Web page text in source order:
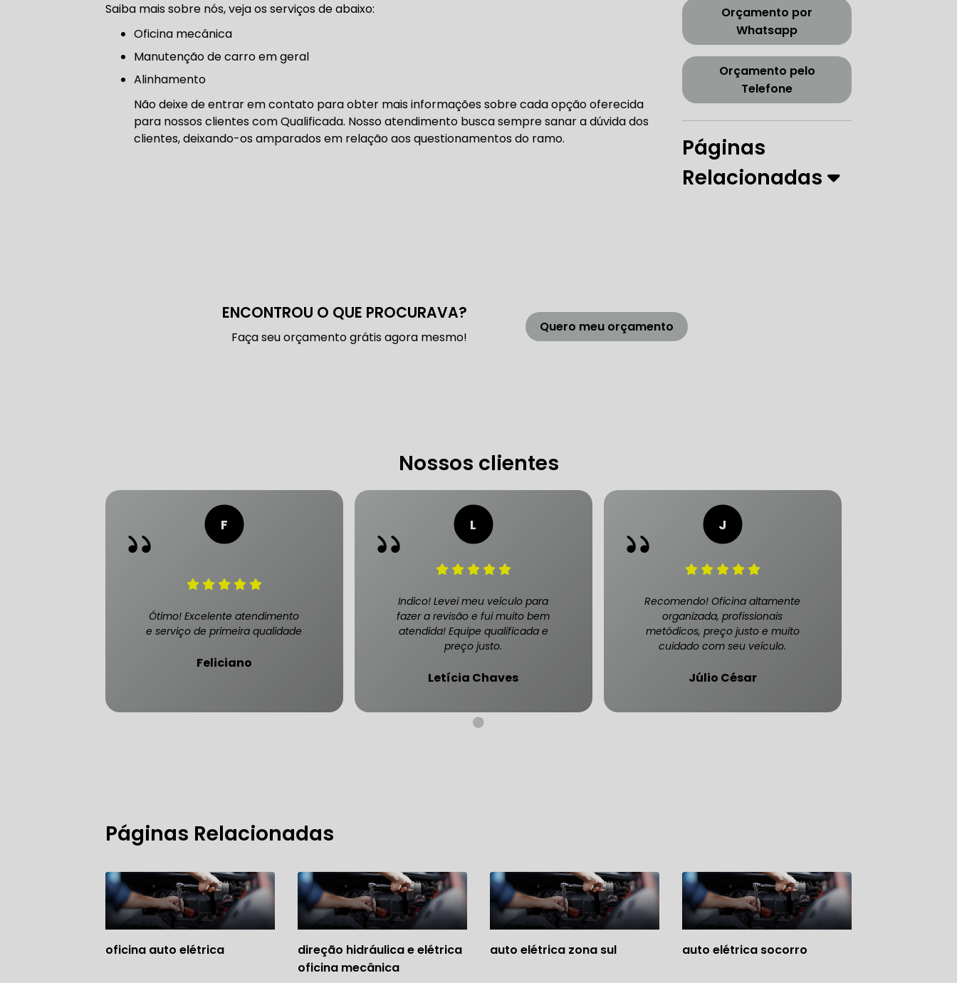
CORREIA DENTADA TENSOR
CORREIA DENTADA CARRO CORREIA DENTADA SÃO PAULO CORREIA DENTADA ZONA SUL
MANUTENÇÃO DIREÇÃO HIDRÁULICA CONSERTO DIREÇÃO HIDRÁULICA
FREIOS AUTOMOTIVOS
ESPECIALISTA EM FREIO AUTOMOTIVO FREIO DE AUTOMÓVEL
FREIO ABS MANUTENÇÃO
FREIO DO CARRO ZONA SUL
MECÂNICO PARA CONSERTO DE CARRO BLINDADO
MECÂNICO PARA CARROS BLINDADOS DE LUXO
OFICINA QUE ATENDE CARRO BLINDADO
MECÂNICO PARA SUSPENSÃO DE CARRO BLINDADO
OFICINA MECÂNICA DE AUTOMÓVEIS BLINDADOS
MECÂNICO PARA REVISÃO PREVENTIVA DE BLINDADOS
Saiba mais sobre nós, veja os serviços de abaixo:
Oficina mecânica
manutenção de carro em geral
Alinhamento
Não deixe de entrar em contato para obter mais informações sobre cada opção oferecida
para nossos clientes com Qualificada. Nosso atendimento busca sempre sanar a dúvida dos
clientes, deixando-os amparados em relação aos questionamentos do ramo.
Orçamento por
Whatsapp
Orçamento pelo
Telefone
Páginas
Relacionadas
ENCONTROU O QUE PROCURAVA?
Faça seu orçamento grátis agora mesmo!
Quero meu orçamento
Nossos clientes
Ótimo! Excelente atendimento
e serviço de primeira qualidade
Feliciano
Indico! Levei meu veículo para
fazer a revisão e fui muito bem
atendida! Equipe qualificada e
preço justo.
Letícia Chaves
Recomendo! Oficina altamente
organizada, profissionais
metódicos, preço justo e muito
cuidado com seu veículo.
Júlio César
Páginas Relacionadas
oficina auto elétrica
direção hidráulica e elétrica
oficina mecânica
auto elétrica zona sul auto elétrica socorro